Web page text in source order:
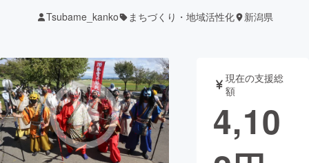
テクノロジー・ガジェット
映像・映画 書籍・雑誌
Tsubame_kanko まちづくり・地域活性化 新潟県
現在の支援総
額
4,10